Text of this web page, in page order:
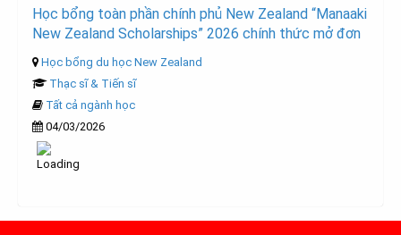
Học bổng toàn phần chính phủ New Zealand “Manaaki
New Zealand Scholarships” 2026 chính thức mở đơn
Học bổng du học New Zealand
Thạc sĩ & Tiến sĩ
Tất cả ngành học
04/03/2026